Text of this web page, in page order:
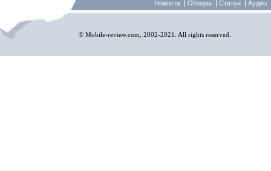
Новости Обзоры Статьи Аудио
© Mobile-review.com, 2002-2021. All rights reserved.